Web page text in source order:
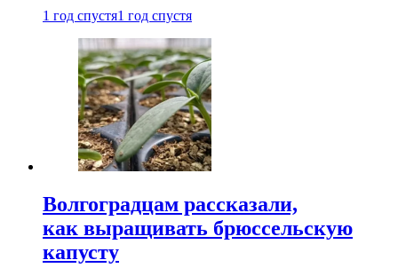
1 год спустя1 год спустя
Волгоградцам рассказали,
как выращивать брюссельскую
капусту